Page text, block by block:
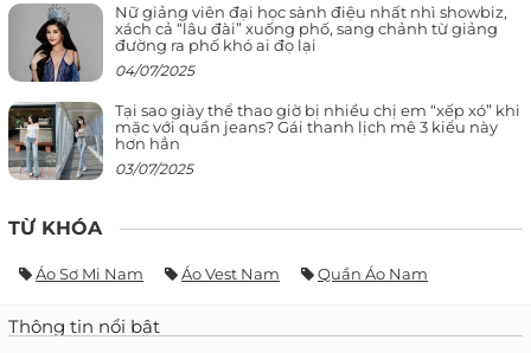
Nữ giảng viên đại học sành điệu nhất nhì showbiz,
xách cả “lâu đài” xuống phố, sang chảnh từ giảng
đường ra phố khó ai đọ lại
04/07/2025
Tại sao giày thể thao giờ bị nhiều chị em “xếp xó” khi
mặc với quần jeans? Gái thanh lịch mê 3 kiểu này
hơn hẳn
03/07/2025
TỪ KHÓA
Áo Sơ Mi Nam Áo Vest Nam Quần Áo Nam
Thông tin nổi bật